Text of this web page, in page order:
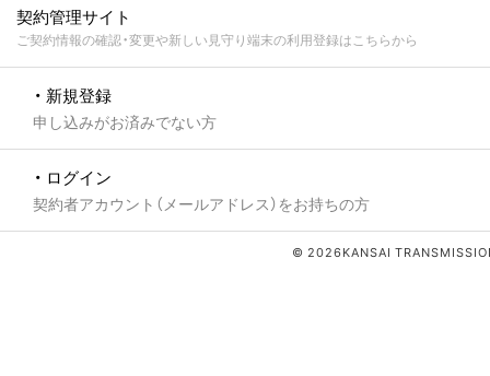
契約管理サイト
ご契約情報の確認・変更や新しい見守り端末の利用登録はこちらから
・ 新規登録
申し込みがお済みでない方
・ ログイン
契約者アカウント（メールアドレス）をお持ちの方
© 2026KANSAI